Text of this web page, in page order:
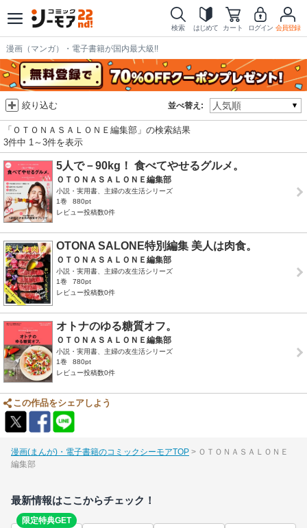
検索 はじめて カート ログイン 会員登録
漫画（マンガ）・電子書籍が国内最大級!!
並べ替え:
絞り込む
「ＯＴＯＮＡＳＡＬＯＮＥ編集部」の検索結果
3件中 1～3件を表示
5人で－90kg！ 食べてやせるグルメ。
ＯＴＯＮＡＳＡＬＯＮＥ編集部
小説・実用書、主婦の友生活シリーズ
1巻
880pt
レビュー投稿数0件
OTONA SALONE特別編集 美人は肉食。
ＯＴＯＮＡＳＡＬＯＮＥ編集部
小説・実用書、主婦の友生活シリーズ
1巻
780pt
レビュー投稿数0件
オトナのゆる糖質オフ。
ＯＴＯＮＡＳＡＬＯＮＥ編集部
小説・実用書、主婦の友生活シリーズ
1巻
880pt
レビュー投稿数0件
この作品をシェアしよう
漫画(まんが)・電子書籍のコミックシーモアTOP
ＯＴＯＮＡＳＡＬＯＮＥ
編集部
最新情報はここからチェック！
限定特典GET